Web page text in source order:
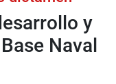
y
Naval